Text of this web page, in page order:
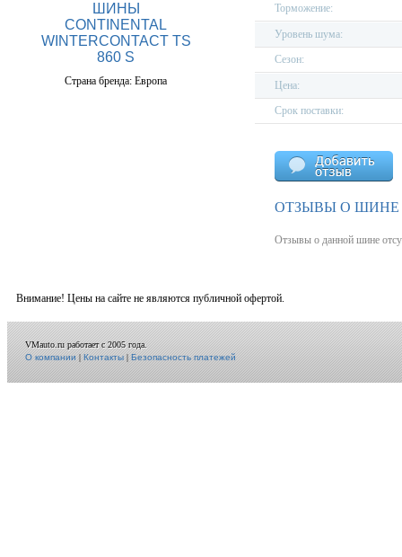
ШИНЫ
CONTINENTAL
WINTERCONTACT TS
860 S
Страна бренда: Европа
Торможение:
Уровень шума:
Сезон:
Цена:
Срок поставки:
ОТЗЫВЫ О ШИНЕ
Отзывы о данной шине
Внимание! Цены на сайте не являются публичной офертой.
VMauto.ru работает с 2005 года.
О компании|Контакты|Безопасность платежей